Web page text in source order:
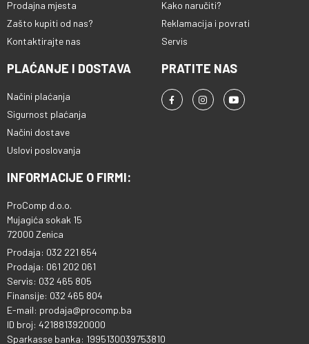
Prodajna mjesta
Zašto kupiti od nas?
Kontaktirajte nas
Kako naručiti?
Reklamacija i povrati
Servis
PLAĆANJE I DOSTAVA
Načini plaćanja
Sigurnost plaćanja
Načini dostave
Uslovi poslovanja
PRATITE NAS
INFORMACIJE O FIRMI:
ProComp d.o.o.
Mujagića sokak 15
72000 Zenica
Prodaja: 032 221 654
Prodaja: 061 202 061
Servis: 032 465 805
Finansije: 032 465 804
E-mail: prodaja@procomp.ba
ID broj: 4218813920000
Sparkasse banka: 1995130039753810